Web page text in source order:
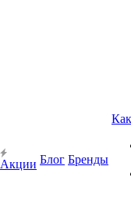
Акции Блог Бренды